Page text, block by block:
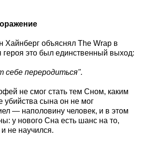
Хайнберг объяснял The Wrap в
героя это был единственный выход:
себе переродиться".
не смог стать тем Сном, каким
убийства сына он не мог
— наполовину человек, и в этом
у нового Сна есть шанс на то,
не научился.